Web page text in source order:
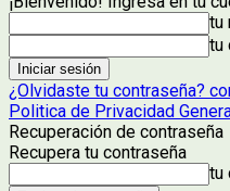
tu
tu
¿Olvidaste tu contraseña?
Politica de Privacidad
Recuperación de contraseña
Recupera tu contraseña
tu